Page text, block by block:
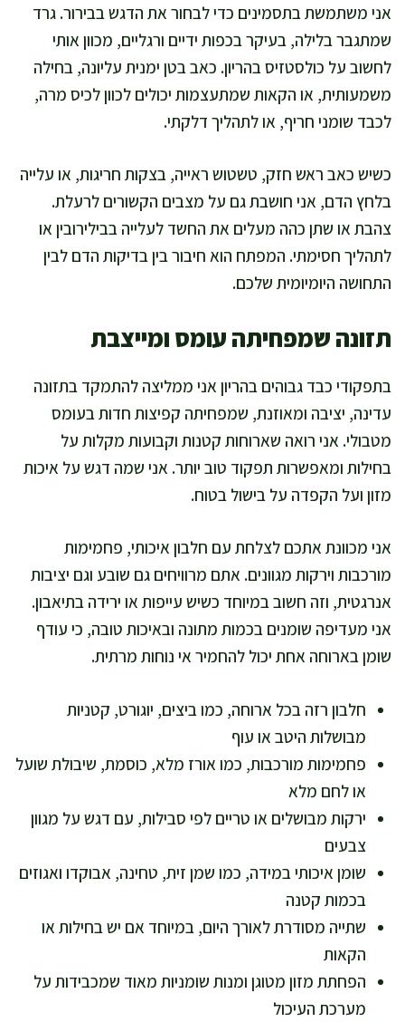
אני משתמשת בתסמינים כדי לבחור את הדגש בבירור. גרד
שמתגבר בלילה, בעיקר בכפות ידיים ורגליים, מכוון אותי
לחשוב על כולסטזיס בהריון. כאב בטן ימנית עליונה, בחילה
משמעותית, או הקאות שמתעצמות יכולים לכוון לכיס מרה,
לכבד שומני חריף, או לתהליך דלקתי.
כשיש כאב ראש חזק, טשטוש ראייה, בצקות חריגות, או עלייה
בלחץ הדם, אני חושבת גם על מצבים הקשורים לרעלת.
צהבת או שתן כהה מעלים את החשד לעלייה בבילירובין או
לתהליך חסימתי. המפתח הוא חיבור בין בדיקות הדם לבין
התחושה היומיומית שלכם.
תזונה שמפחיתה עומס ומייצבת
בתפקודי כבד גבוהים בהריון אני ממליצה להתמקד בתזונה
עדינה, יציבה ומאוזנת, שמפחיתה קפיצות חדות בעומס
מטבולי. אני רואה שארוחות קטנות וקבועות מקלות על
בחילות ומאפשרות תפקוד טוב יותר. אני שמה דגש על איכות
מזון ועל הקפדה על בישול בטוח.
אני מכוונת אתכם לצלחת עם חלבון איכותי, פחמימות
מורכבות וירקות מגוונים. אתם מרוויחים גם שובע וגם יציבות
אנרגטית, וזה חשוב במיוחד כשיש עייפות או ירידה בתיאבון.
אני מעדיפה שומנים בכמות מתונה ובאיכות טובה, כי עודף
שומן בארוחה אחת יכול להחמיר אי נוחות מרתית.
חלבון רזה בכל ארוחה, כמו ביצים, יוגורט, קטניות
מבושלות היטב או עוף
פחמימות מורכבות, כמו אורז מלא, כוסמת, שיבולת שועל
או לחם מלא
ירקות מבושלים או טריים לפי סבילות, עם דגש על מגוון
צבעים
שומן איכותי במידה, כמו שמן זית, טחינה, אבוקדו ואגוזים
בכמות קטנה
שתייה מסודרת לאורך היום, במיוחד אם יש בחילות או
הקאות
הפחתת מזון מטוגן ומנות שומניות מאוד שמכבידות על
מערכת העיכול